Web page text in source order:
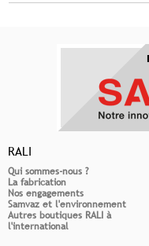
RALI
Qui sommes-nous ?
La fabrication
Nos engagements
Samvaz et l'environnement
Autres boutiques RALI à
l'international